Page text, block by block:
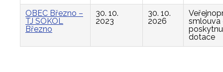
OBEC Březno –
TJ SOKOL
Březno
30. 10.
2023
30. 10.
2026
smlouva
dotace